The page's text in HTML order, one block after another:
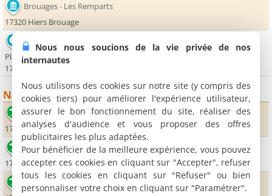
Brouages - Les Remparts
17320 Hiers Brouage
Office de Tourisme de Port des Barques
Place des Blagueurs
17730 Port-des-Barques
Nature
Plage de l'Espérance
17450 Fouras
Plage Nord
17730 Port-des-Barques
Plage Sud
Nous nous soucions de la vie privée de nos
internautes
Nous utilisons des cookies sur notre site (y compris des
cookies tiers) pour améliorer l'expérience utilisateur,
assurer le bon fonctionnement du site, réaliser des
analyses d'audience et vous proposer des offres
publicitaires les plus adaptées.
Pour bénéficier de la meilleure expérience, vous pouvez
accepter ces cookies en cliquant sur "Accepter", refuser
tous les cookies en cliquant sur "Refuser" ou bien
personnaliser votre choix en cliquant sur "Paramétrer".